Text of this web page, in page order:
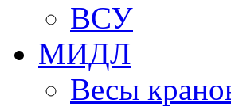
ВСУ
МИДЛ
Весы